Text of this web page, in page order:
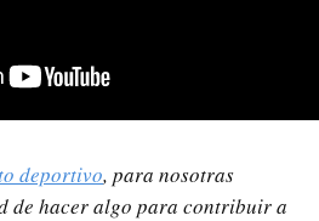
deportivo, para nosotras
de hacer algo para contribuir a